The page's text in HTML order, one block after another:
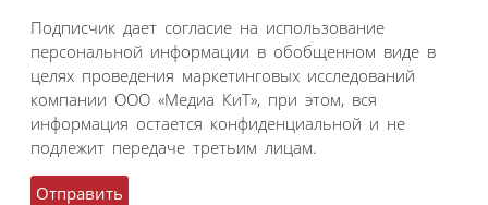
Подписчик дает согласие на использование
персональной информации в обобщенном виде в
целях проведения маркетинговых исследований
компании ООО «Медиа КиТ», при этом, вся
информация остается конфиденциальной и не
подлежит передаче третьим лицам.